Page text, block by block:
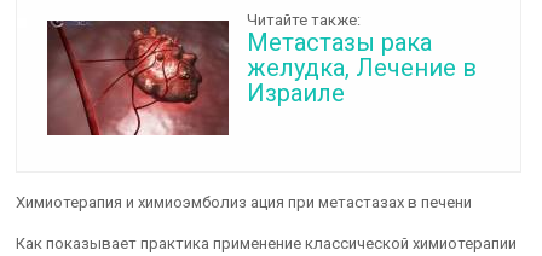
Читайте также:
Метастазы рака
желудка, Лечение в
Израиле
Химиотерапия и химиоэмболиз ация при метастазах в печени
Как показывает практика применение классической химиотерапии